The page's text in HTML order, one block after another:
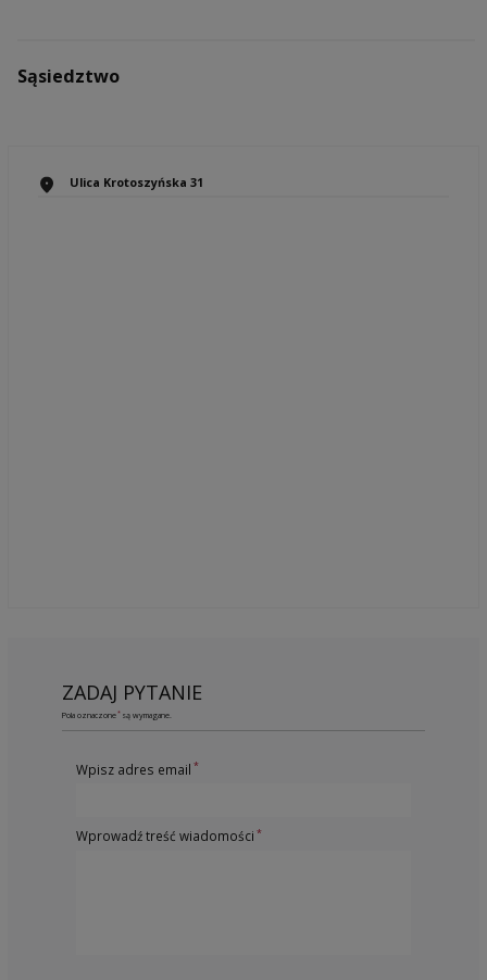
Sąsiedztwo
Ulica Krotoszyńska 31
ZADAJ PYTANIE
Pola oznaczone* są wymagane.
Wpisz adres email *
Wprowadź treść wiadomości *